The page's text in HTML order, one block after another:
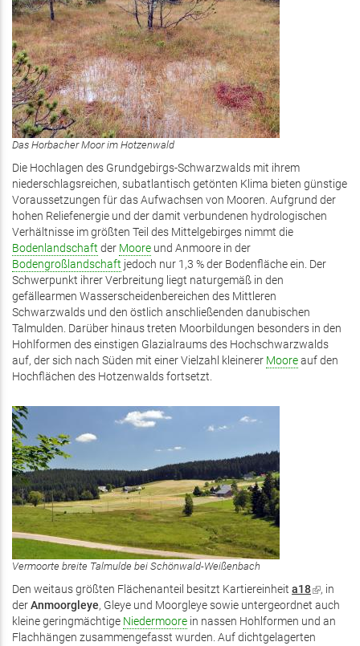
Das Horbacher Moor im Hotzenwald
Die Hochlagen des Grundgebirgs-Schwarzwalds mit ihrem
niederschlagsreichen, subatlantisch getönten Klima bieten günstige
Voraussetzungen für das Aufwachsen von Mooren. Aufgrund der
hohen Reliefenergie und der damit verbundenen hydrologischen
Verhältnisse im größten Teil des Mittelgebirges nimmt die
Bodenlandschaft der Moore und Anmoore in der
Bodengroßlandschaft jedoch nur 1,3 % der Bodenfläche ein. Der
Schwerpunkt ihrer Verbreitung liegt naturgemäß in den
gefällearmen Wasserscheidenbereichen des Mittleren
Schwarzwalds und den östlich anschließenden danubischen
Talmulden. Darüber hinaus treten Moorbildungen besonders in den
Hohlformen des einstigen Glazialraums des Hochschwarzwalds
auf, der sich nach Süden mit einer Vielzahl kleinerer Mooreauf den
Hochflächen des Hotzenwalds fortsetzt.
Vermoorte breite Talmulde bei Schönwald-Weißenbach
Den weitaus größten Flächenanteil besitzt Kartiereinheit a18(Link
ist
extern)
, in
derAnmoorgleye, Gleye und Moorgleye sowie untergeordnet auch
kleine geringmächtige Niedermoore in nassen Hohlformen und an
Flachhängen zusammengefasst wurden. Auf dichtgelagerten